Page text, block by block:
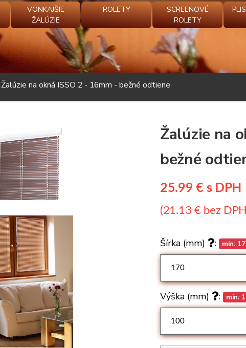
VONKAJŠIE
ŽALÚZIE
ROLETY
SCREENOVÉ
ROLETY
Žalúzie na okná ISSO 2 - 16mm - bežné odtiene
Žalúzie na
bežné
25.99 € s DPH
(21.13 € bez
Šírka (mm) : min:
Výška (mm) : min: